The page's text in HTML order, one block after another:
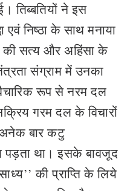
तिब्बतियों ने इस
एवं निष्ठा के साथ मनाया
की सत्य और अहिंसा के
संग्राम में उनका
रूप से नरम दल
गरम दल के विचारों
बार कटु
पड़ता था। इसके बावजूद
की प्राप्ति के लिये